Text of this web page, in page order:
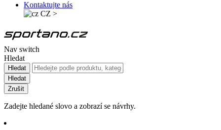
Kontaktujte nás
CZ >
Nav switch
Hledat
Hledat
Hledat
Zrušit
Zadejte hledané slovo a zobrazí se návrhy.